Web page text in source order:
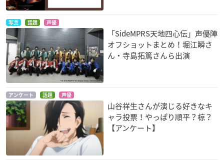
写真 話題 声優
「SideMPRS天地四心伝」声優陣
オフショットまとめ！堀江瞬さ
ん・寺島拓篤さんら出演
アンケート 話題 声優
山谷祥生さんが演じる好きなキ
ャラ投票！やっぱり順平？椋？
【アンケート】